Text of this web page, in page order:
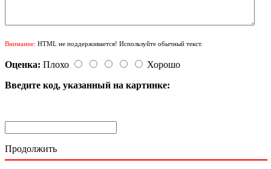
Внимание: HTML не поддерживается! Используйте обычный текст.
Оценка: Плохо
Хорошо
Введите код, указанный на картинке:
Продолжить